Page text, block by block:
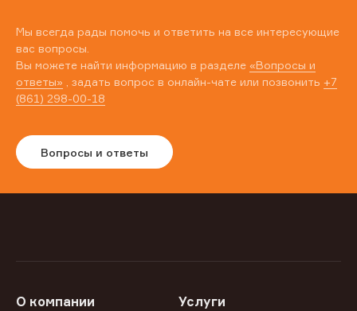
Мы всегда рады помочь и ответить на все интересующие
вас вопросы.
Вы можете найти информацию в разделе «Вопросы и
ответы» , задать вопрос в онлайн-чате или позвонить +7
(861) 298-00-18
Вопросы и ответы
О компании Услуги